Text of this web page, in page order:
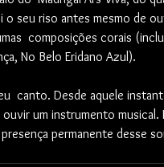
seu riso antes mesmo de
composições corais
No Belo Eridano Azul).
um instrumento musical.
permanente desse